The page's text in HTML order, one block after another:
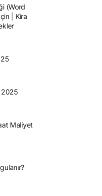
(Word
| Kira
2025
Maliyet